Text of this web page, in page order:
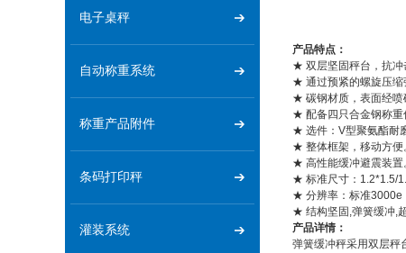
电子桌秤
自动称重系统
称重产品附件
条码打印秤
灌装系统
产品特点：
★ 双层坚固秤台，抗冲
★ 通过预紧的螺旋压缩
★ 碳钢材质，表面经喷
★ 配备四只合金钢称重
★ 选件：V型聚氨酯耐
★ 整体框架，移动方便
★ 高性能缓冲避震装置
★ 标准尺寸：1.2*1.5/
★ 分辨率：标准3000e
★ 结构坚固,弹簧缓冲,
产品详情：
弹簧缓冲秤采用双层秤